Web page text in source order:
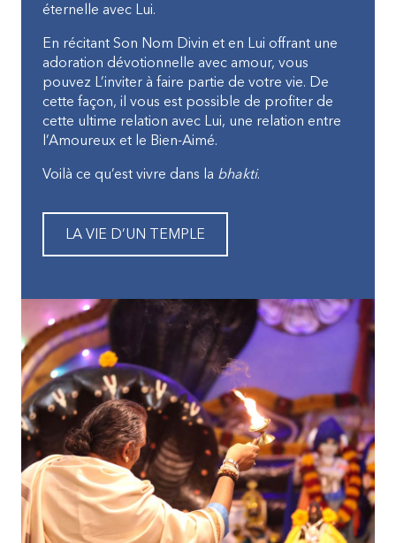
éternelle avec Lui.
En récitant Son Nom Divin et en Lui offrant une
adoration dévotionnelle avec amour, vous
pouvez L’inviter à faire partie de votre vie. De
cette façon, il vous est possible de profiter de
cette ultime relation avec Lui, une relation entre
l’Amoureux et le Bien-Aimé.
Voilà ce qu’est vivre dans la bhakti.
LA VIE D’UN TEMPLE